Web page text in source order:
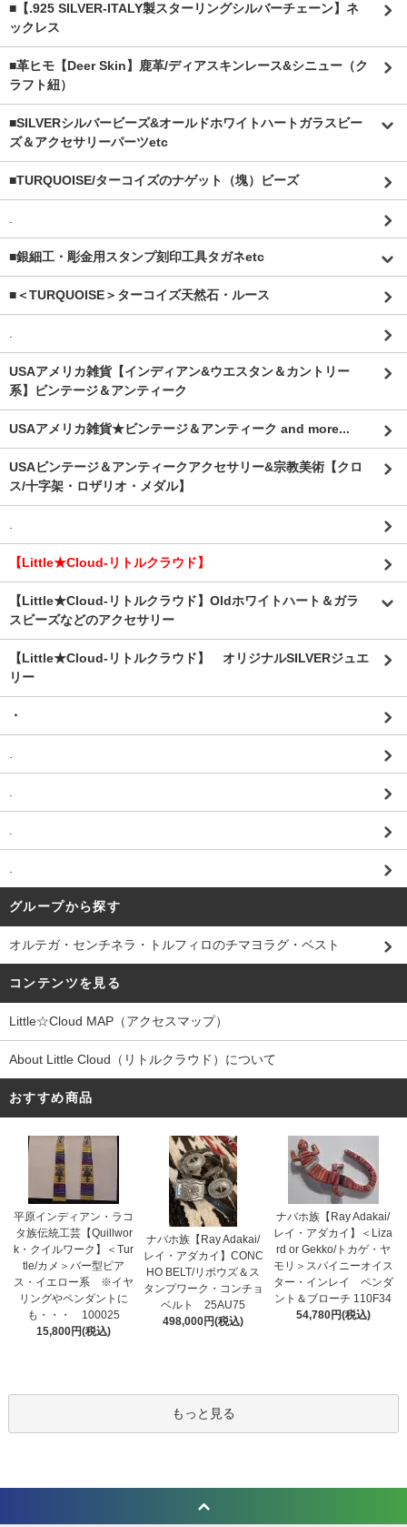
■【.925 SILVER-ITALY製スターリングシルバーチェーン】ネ
ックレス
■革ヒモ【Deer Skin】鹿革/ディアスキンレース&シニュー（ク
ラフト紐）
■SILVERシルバービーズ&オールドホワイトハートガラスビー
ズ＆アクセサリーパーツetc
■TURQUOISE/ターコイズのナゲット（塊）ビーズ
■銀細工・彫金用スタンプ刻印工具タガネetc
■＜TURQUOISE＞ターコイズ天然石・ルース
USAアメリカ雑貨【インディアン&ウエスタン＆カントリー
系】ビンテージ＆アンティーク
USAアメリカ雑貨★ビンテージ＆アンティーク and more...
USAビンテージ＆アンティークアクセサリー&宗教美術【クロ
ス/十字架・ロザリオ・メダル】
【Little★Cloud-リトルクラウド】
【Little★Cloud-リトルクラウド】Oldホワイトハート＆ガラ
スビーズなどのアクセサリー
【Little★Cloud-リトルクラウド】 オリジナルSILVERジュエ
リー
・
グループから探す
オルテガ・センチネラ・トルフィロのチマヨラグ・ベスト
コンテンツを見る
Little☆Cloud MAP（アクセスマップ）
About Little Cloud（リトルクラウド）について
おすすめ商品
平原インディアン・ラコ
タ族伝統工芸【Quillwor
k・クイルワーク】＜Tur
tle/カメ＞バー型ピア
ス・イエロー系 ※イヤ
リングやペンダントに
も・・・ 100025
15,800円(税込)
ナバホ族【Ray Adakai/
レイ・アダカイ】CONC
HO BELT/リポウズ＆ス
タンプワーク・コンチョ
ベルト 25AU75
498,000円(税込)
ナバホ族【Ray Adakai/
レイ・アダカイ】＜Liza
rd or Gekko/トカゲ・ヤ
モリ＞スパイニーオイス
ター・インレイ ペンダ
ント＆ブローチ 110F34
54,780円(税込)
もっと見る